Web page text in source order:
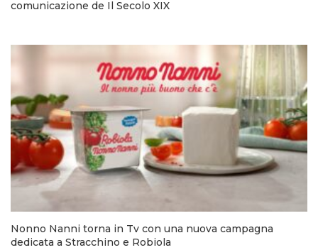
comunicazione de Il Secolo XIX
Nonno Nanni torna in Tv con una nuova campagna
dedicata a Stracchino e Robiola